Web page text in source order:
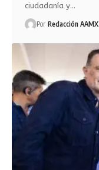
ciudadanía y…
Por Redacción AAMX